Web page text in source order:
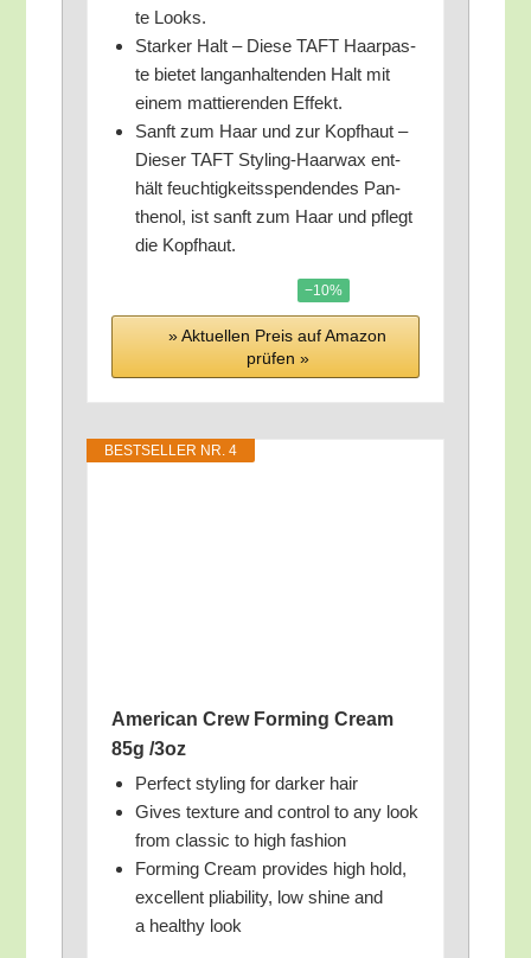
te Looks.
Star­ker Halt – Die­se TAFT Haar­pas­
te bie­tet lang­an­hal­ten­den Halt mit
einem mat­tie­ren­den Effekt.
Sanft zum Haar und zur Kopf­haut –
Die­ser TAFT Sty­ling-Haar­wax ent­
hält feuch­tig­keits­spen­den­des Pan­
the­nol, ist sanft zum Haar und pflegt
die Kopfhaut.
−10%
» Aktu­el­len Preis auf Ama­zon
prü­fen »
BEST­SEL­LER NR. 4
Ame­ri­can Crew Forming Cream
85g /​3oz
Per­fect sty­ling for dar­ker hair
Gives tex­tu­re and con­trol to any look
from clas­sic to high fashion
Forming Cream pro­vi­des high hold,
excel­lent plia­bi­li­ty, low shi­ne and
a healt­hy look